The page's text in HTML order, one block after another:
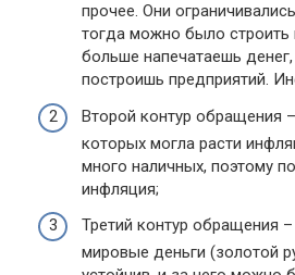
прочее. Они
тогда можно было строить
больше напечатаешь
построишь предприятий.
Второй контур обращения
которых могла расти
много наличных, поэтому
инфляция;
Третий контур обращения
мировые деньги (золотой